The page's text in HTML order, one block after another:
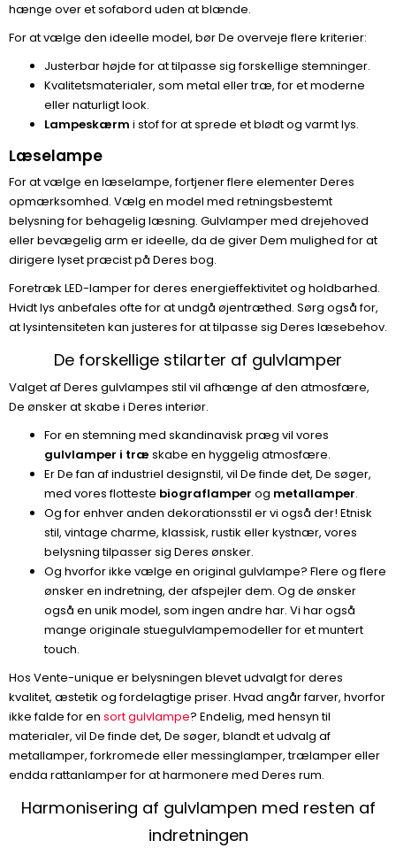
hænge over et sofabord uden at blænde.
For at vælge den ideelle model, bør De overveje flere kriterier:
Justerbar højde for at tilpasse sig forskellige stemninger.
Kvalitetsmaterialer, som metal eller træ, for et moderne
eller naturligt look.
Lampeskærm i stof for at sprede et blødt og varmt lys.
Læselampe
For at vælge en læselampe, fortjener flere elementer Deres
opmærksomhed. Vælg en model med retningsbestemt
belysning for behagelig læsning. Gulvlamper med drejehoved
eller bevægelig arm er ideelle, da de giver Dem mulighed for at
dirigere lyset præcist på Deres bog.
Foretræk LED-lamper for deres energieffektivitet og holdbarhed.
Hvidt lys anbefales ofte for at undgå øjentræthed. Sørg også for,
at lysintensiteten kan justeres for at tilpasse sig Deres læsebehov.
De forskellige stilarter af gulvlamper
Valget af Deres gulvlampes stil vil afhænge af den atmosfære,
De ønsker at skabe i Deres interiør.
For en stemning med skandinavisk præg vil vores
gulvlamper i træ skabe en hyggelig atmosfære.
Er De fan af industriel designstil, vil De finde det, De søger,
med vores flotteste biograflamper og metallamper.
Og for enhver anden dekorationsstil er vi også der! Etnisk
stil, vintage charme, klassisk, rustik eller kystnær, vores
belysning tilpasser sig Deres ønsker.
Og hvorfor ikke vælge en original gulvlampe? Flere og flere
ønsker en indretning, der afspejler dem. Og de ønsker
også en unik model, som ingen andre har. Vi har også
mange originale stuegulvlampemodeller for et muntert
touch.
Hos Vente-unique er belysningen blevet udvalgt for deres
kvalitet, æstetik og fordelagtige priser. Hvad angår farver, hvorfor
ikke falde for en sort gulvlampe? Endelig, med hensyn til
materialer, vil De finde det, De søger, blandt et udvalg af
metallamper, forkromede eller messinglamper, trælamper eller
endda rattanlamper for at harmonere med Deres rum.
Harmonisering af gulvlampen med resten af
indretningen